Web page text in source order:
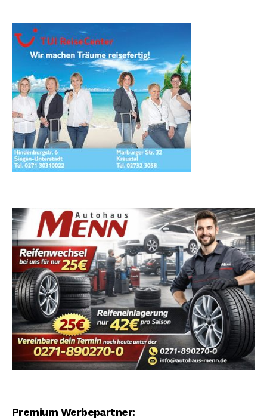
Premium Werbepartner: